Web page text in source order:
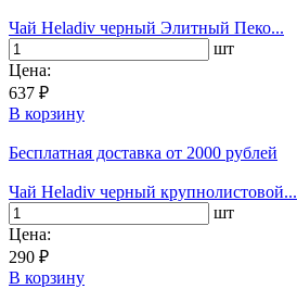
Чай Heladiv черный Элитный Пеко...
шт
Цена:
637 ₽
В корзину
Бесплатная доставка от 2000 рублей
Чай Heladiv черный крупнолистовой...
шт
Цена:
290 ₽
В корзину